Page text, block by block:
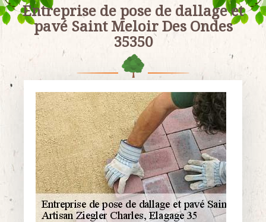
Entreprise de pose de dallage et
pavé Saint Meloir Des Ondes
35350